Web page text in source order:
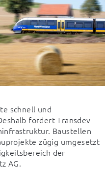
schnell und
fordert Transdev
Baustellen
zügig umgesetzt
der
AG.